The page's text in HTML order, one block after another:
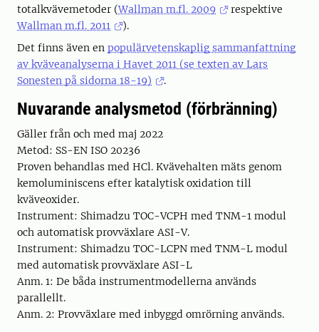
totalkvävemetoder (Wallman m.fl. 2009
respektive
Wallman m.fl. 2011
).
Det finns även en populärvetenskaplig sammanfattning
av kväveanalyserna i Havet 2011 (se texten av Lars
Sonesten på sidorna 18-19)
.
Nuvarande analysmetod (förbränning)
Gäller från och med maj 2022
Metod: SS-EN ISO 20236
Proven behandlas med HCl. Kvävehalten mäts genom
kemo­lumini­scens efter katalytisk oxidation till
kväveoxider.
Instrument: Shimadzu TOC-VCPH med TNM-1 modul
och automatisk prov­växlare ASI-V.
Instrument: Shimadzu TOC-LCPN med TNM-L modul
med automatisk provväxlare ASI-L
Anm. 1: De båda instrumentmodellerna används
parallellt.
Anm. 2: Provväxlare med inbyggd omrörning används.